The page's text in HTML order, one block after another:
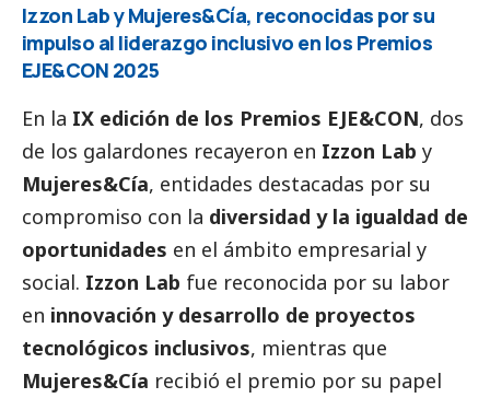
Izzon Lab y Mujeres&Cía, reconocidas por su
impulso al liderazgo inclusivo en los Premios
EJE&CON 2025
En la IX edición de los Premios EJE&CON, dos
de los galardones recayeron en Izzon Lab y
Mujeres&Cía, entidades destacadas por su
compromiso con la diversidad y la igualdad de
oportunidades en el ámbito empresarial y
social. Izzon Lab fue reconocida por su labor
en innovación y desarrollo de proyectos
tecnológicos inclusivos, mientras que
Mujeres&Cía recibió el premio por su papel